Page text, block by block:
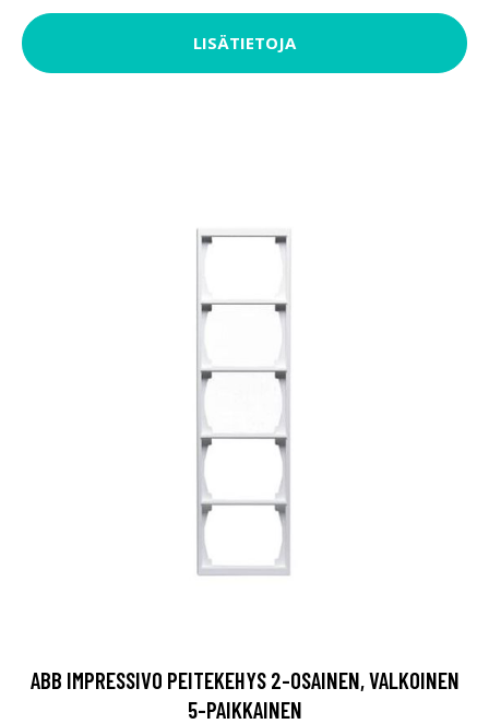
LISÄTIETOJA
ABB IMPRESSIVO PEITEKEHYS 2-OSAINEN, VALKOINEN
5-PAIKKAINEN